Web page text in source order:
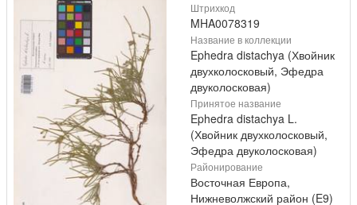
Штрихкод
MHA0078319
Название в коллекции
Ephedra distachya (Хвойник
двухколосковый, Эфедра
двуколосковая)
Принятое название
Ephedra distachya L.
(Хвойник двухколосковый,
Эфедра двуколосковая)
Районирование
Восточная Европа,
Нижневолжский район (E9)